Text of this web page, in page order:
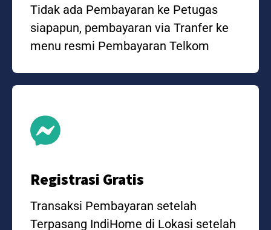
Tidak ada Pembayaran ke Petugas
siapapun, pembayaran via Tranfer ke
menu resmi Pembayaran Telkom
Registrasi Gratis
Transaksi Pembayaran setelah
Terpasang IndiHome di Lokasi setelah